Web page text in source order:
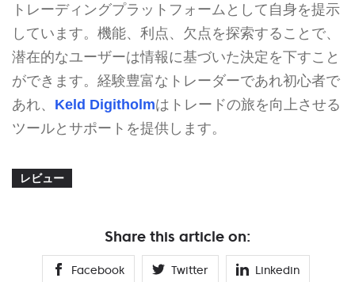
トレーディングプラットフォームとして自身を提示
しています。機能、利点、欠点を探索することで、
潜在的なユーザーは情報に基づいた決定を下すこと
ができます。経験豊富なトレーダーであれ初心者で
あれ、 Keld Digitholmはトレードの旅を向上させる
ツールとサポートを提供します。
レビュー
Share this article on:
Facebook Twitter Linkedin